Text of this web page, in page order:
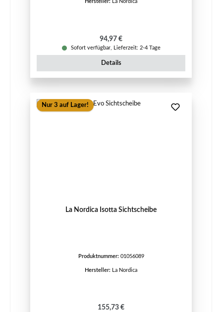
Hersteller: La Nordica
Regulärer Preis:
94,97 €
Sofort verfügbar, Lieferzeit: 2-4 Tage
Details
Nur 3 auf Lager!
La Nordica Isotta Sichtscheibe
Produktnummer: 01056089
Hersteller: La Nordica
Regulärer Preis:
155,73 €